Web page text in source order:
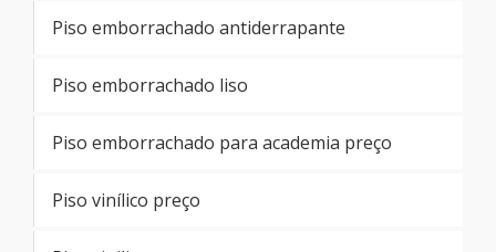
Piso emborrachado antiderrapante
Piso emborrachado liso
Piso emborrachado para academia preço
Piso vinílico preço